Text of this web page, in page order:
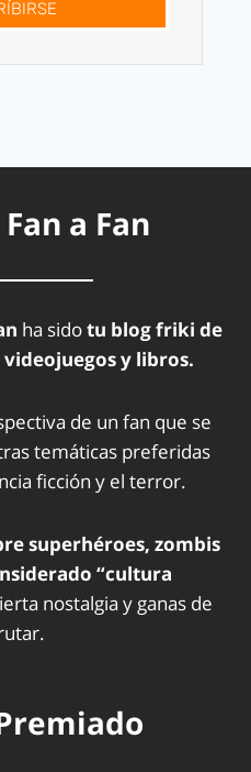
a Fan
ha sidotu blog friki de
y libros.
de un fan que se
temáticas preferidas
ficción y el terror.
superhéroes, zombis
“cultura
nostalgia y ganas de